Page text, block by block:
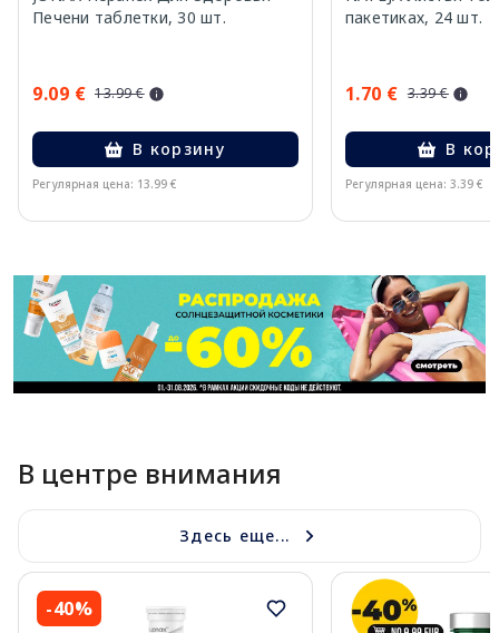
Печени таблетки, 30 шт.
9.09 € 13.99 €
В корзину
Регулярная цена: 13.99 €
пакетиках, 24 шт.
1.70 € 3.39 €
В
Регулярная цена: 3.39 €
В центре внимания
Здесь еще...
-40%